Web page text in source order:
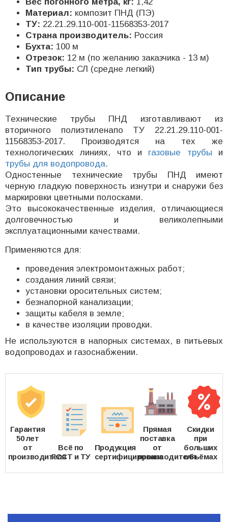
Материал: композит ПНД (ПЭ)
ТУ: 22.21.29.110-001-11568353-2017
Страна производитель: Россия
Бухта: 100 м
Отрезок: 12 м (по желанию заказчика - 13 м)
Тип трубы: СЛ (средне легкий)
Описание
Технические трубы ПНД изготавливают из
вторичного полиэтиленапо ТУ 22.21.29.110-001-
11568353-2017. Производятся на тех же
технологических линиях, что и газовые трубы и
трубы для водопровода.
Одностенные технические трубы ПНД имеют
черную гладкую поверхность изнутри и снаружи без
маркировки цветными полосками.
Это высококачественные изделия, отличающиеся
долговечностью и великолепными
эксплуатационными качествами.
Применяются для:
проведения электромонтажных работ;
создания линий связи;
установки оросительных систем;
безнапорной канализации;
защиты кабеля в земле;
в качестве изоляции проводки.
Не используются в напорных системах, в питьевых
водопроводах и газоснабжении.
Гарантия
50 лет
от
производителя
Всё по
ГОСТ и ТУ
Продукция
сертифицирована
Прямая
поставка
от
производителя
Скидки
при
больших
объёмах